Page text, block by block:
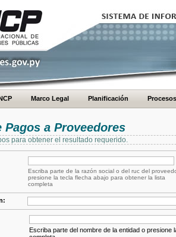
Marco Legal Planificación Procesos
Pagos a Proveedores
para obtener el resultado requerido.
Escriba parte de la razón social o del ruc del
presione la tecla flecha abajo para obtener la lista
completa
Escriba parte del nombre de la entidad o presione